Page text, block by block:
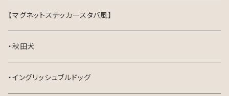
【マグネットステッカースタバ風】
・秋田犬
・イングリッシュブルドッグ